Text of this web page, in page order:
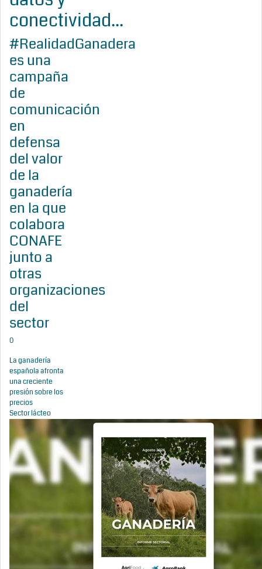
conectividad...
#RealidadGanadera
es una
campaña
de
comunicación
en
defensa
del valor
de la
ganadería
en la que
colabora
CONAFE
junto a
otras
organizaciones
del
sector
0
La ganadería
española afronta
una creciente
presión sobre los
precios
Sector lácteo